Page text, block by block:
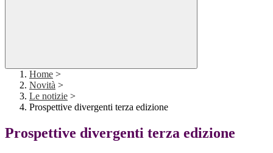
Home >
Novità >
Le notizie >
Prospettive divergenti terza edizione
Prospettive divergenti terza edizione